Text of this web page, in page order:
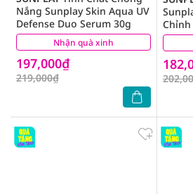
Nhận quà xinh
Nắng Sunplay Skin Aqua UV
Defense Duo Serum 30g
197,000₫
219,000₫
(0)
Chỉnh
Milk
50g